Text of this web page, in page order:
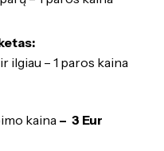
spec. ugdymo
kvalifikaciją
ugdymo
mokymas
mokymo
ilgiau – 1 paros kaina
kaina– 3 Eur